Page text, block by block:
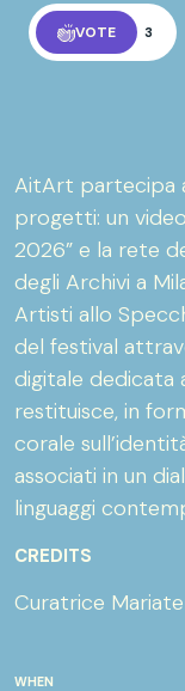
WHEN
VOTE 3
AitArt partecipa
progetti: un
2026” e la rete
degli Archivi a
Artisti allo
del festival
digitale dedicata
restituisce, in
corale
associati in un
linguaggi
CREDITS
Curatrice